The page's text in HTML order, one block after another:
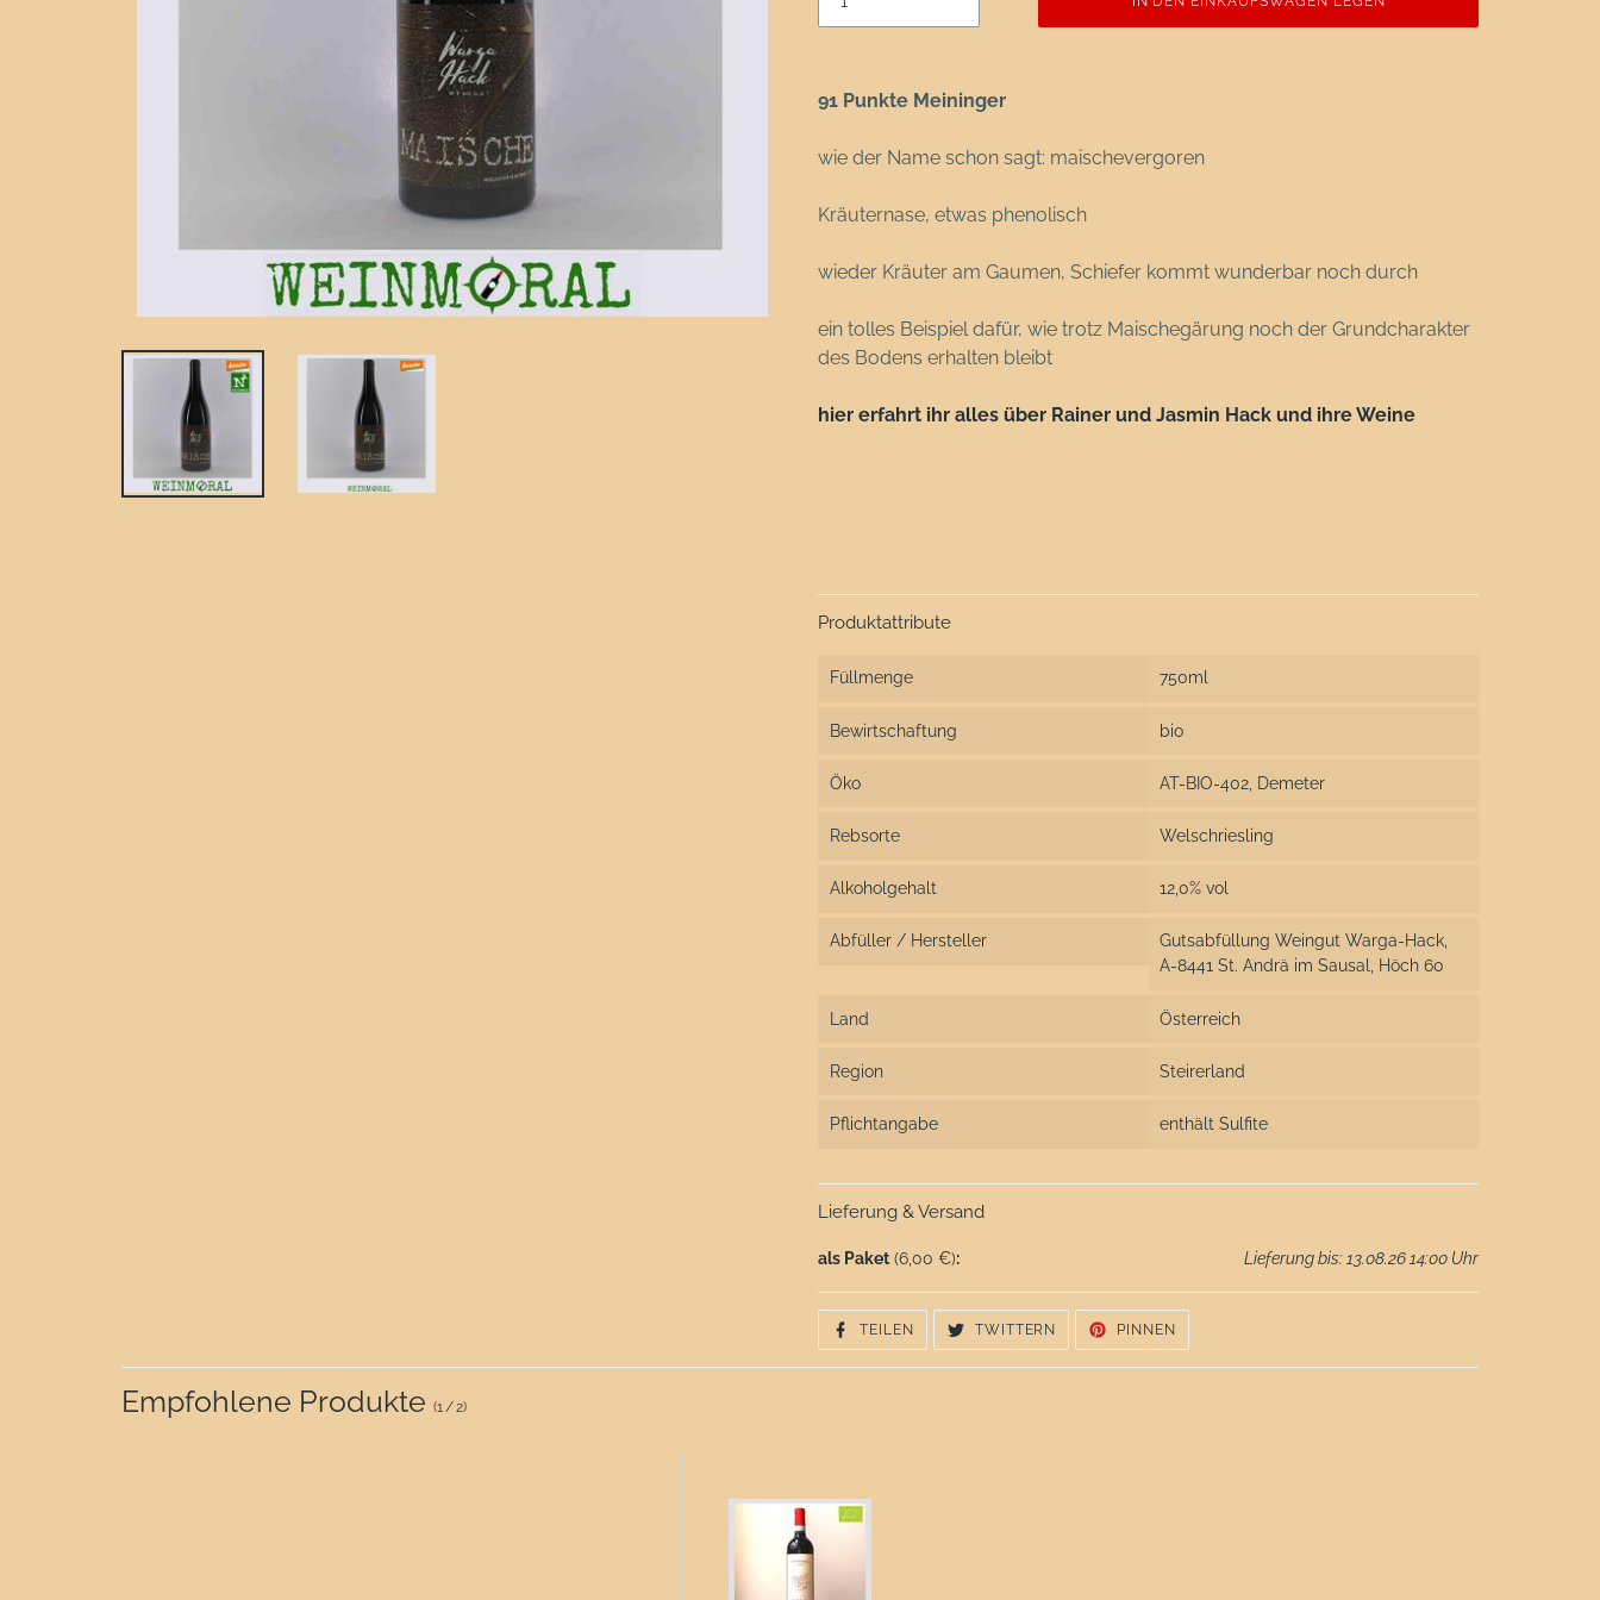
91 Punkte Meininger
wie der Name schon sagt: maischevergoren
Kräuternase, etwas phenolisch
wieder Kräuter am Gaumen, Schiefer kommt wunderbar noch durch
ein tolles Beispiel dafür, wie trotz Maischegärung noch der Grundcharakter
des Bodens erhalten bleibt
hier erfahrt ihr alles über Rainer und Jasmin Hack und ihre Weine
Produktattribute
Füllmenge 750ml
Bewirtschaftung bio
Öko AT-BIO-402, Demeter
Rebsorte Welschriesling
Alkoholgehalt 12,0% vol
Abfüller / Hersteller
Gutsabfüllung Weingut Warga-Hack,
A-8441 St. Andrä im Sausal, Höch 60
Land Österreich
Region Steirerland
Pflichtangabe enthält Sulfite
Lieferung & Versand
als Paket (6,00 €): Lieferung bis: 13.08.26 14:00 Uhr
TEILENAUF
FACEBOOK
TEILEN
TWITTERN
TWITTER
TWITTERN
PINNEN
PINNEN
Empfohlene Produkte (1 /2)